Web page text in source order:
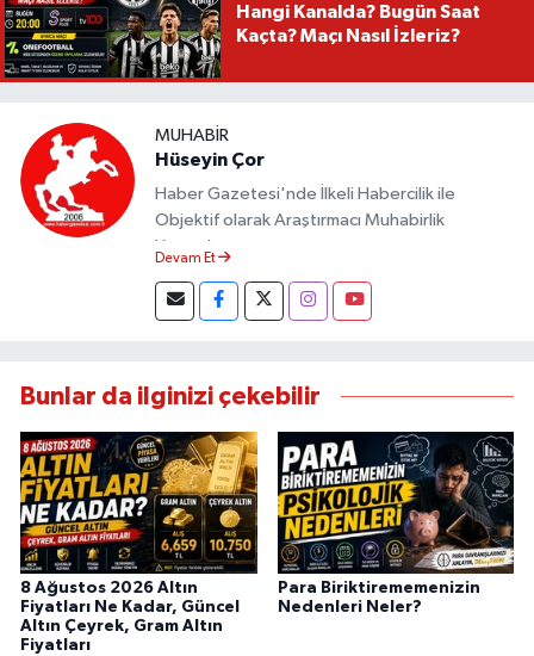
Hangi Kanalda? Bugün Saat
Kaçta? Maçı Nasıl İzleriz?
MUHABIR
Hüseyin Çor
Haber Gazetesi'nde İlkeli Habercilik ile
Objektif olarak Araştırmacı Muhabirlik
Yapmaktayım.
Devam Et
Bunlar da ilginizi çekebilir
8 Ağustos 2026 Altın
Fiyatları Ne Kadar, Güncel
Altın Çeyrek, Gram Altın
Fiyatları
Para Biriktirememenizin
Nedenleri Neler?